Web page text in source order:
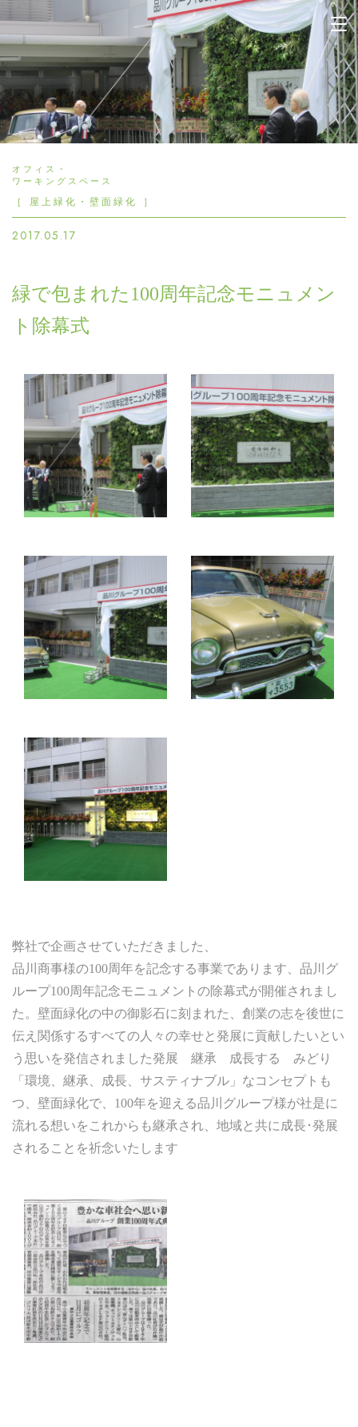
晴香園 | 緑と花の企画設計
施工管理 観葉植物のレンタ
ル 販売 園芸 造園
オフィス・
ワーキングスペース
［ 屋上緑化・壁面緑化 ］
2017.05.17
緑で包まれた100周年記念モニュメン
ト除幕式
弊社で企画させていただきました、
品川商事様の100周年を記念する事業であります、品川グ
ループ100周年記念モニュメントの除幕式が開催されまし
た。 壁面緑化の中の御影石に刻まれた、創業の志を後世に
伝え関係するすべての人々の幸せと発展に貢献したいとい
う思いを発信されました発展 継承 成長する みどり
「環境、継承、成長、サスティナブル」なコンセプトも
つ、壁面緑化で、 100年を迎える品川グループ様が社是に
流れる想いをこれからも継承され、地域と共に成長･発展
されることを祈念いたします